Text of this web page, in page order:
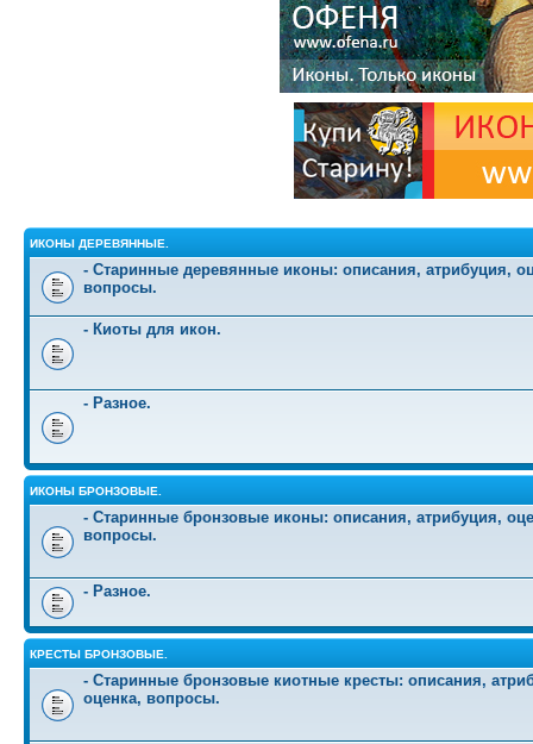
ИКОНЫ ДЕРЕВЯННЫЕ.
- Старинные деревянные иконы: описания, атрибуция,
вопросы.
- Киоты для икон.
- Разное.
ИКОНЫ БРОНЗОВЫЕ.
- Старинные бронзовые иконы: описания, атрибуция,
вопросы.
- Разное.
КРЕСТЫ БРОНЗОВЫЕ.
- Старинные бронзовые киотные кресты: описания,
оценка, вопросы.